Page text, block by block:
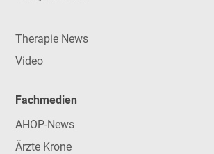
Therapie News
Video
Fachmedien
AHOP-News
Ärzte Krone